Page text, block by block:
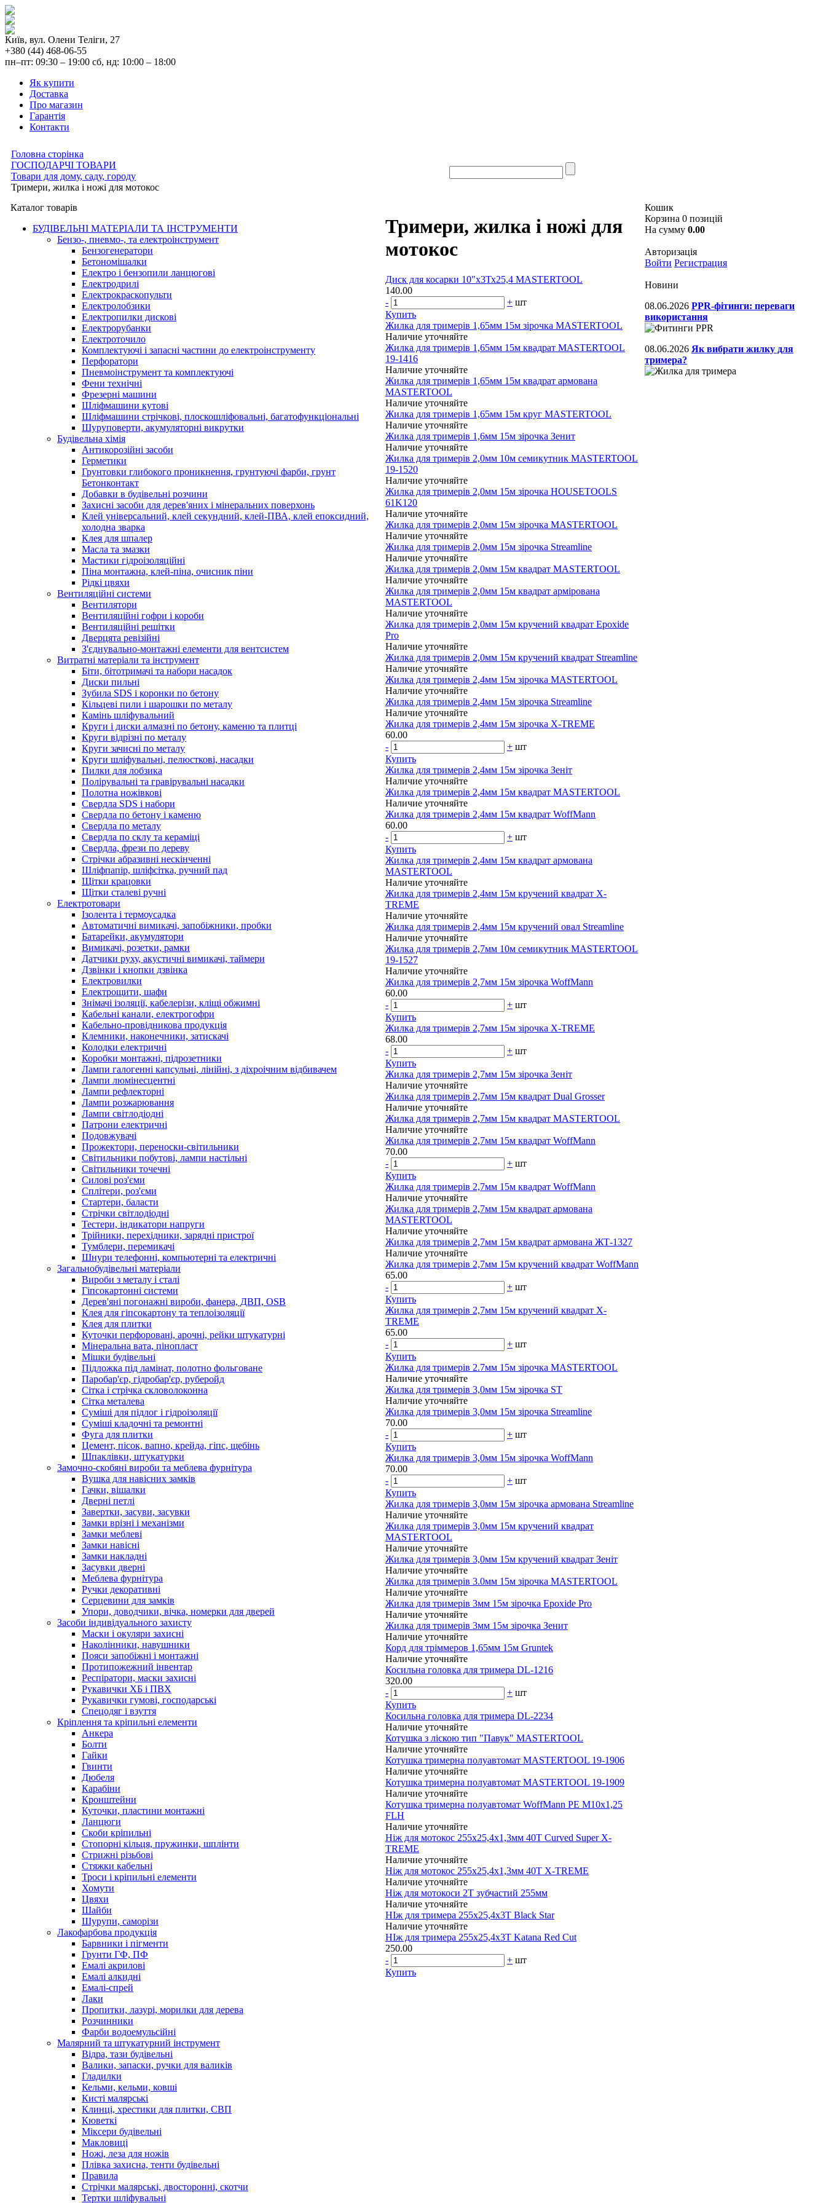
Київ, вул. Олени Теліги, 27
+380 (44) 468-06-55
пн–пт: 09:30 – 19:00 сб, нд: 10:00 – 18:00
Як купити
Доставка
Про магазин
Гарантія
Контакти
Головна сторінка
ГОСПОДАРЧІ ТОВАРИ
Товари для дому, саду, городу
Тримери, жилка і ножі для мотокос
Каталог товарів
БУДІВЕЛЬНІ МАТЕРІАЛИ ТА ІНСТРУМЕНТИ
Бензо-, пневмо-, та електроінструмент
Бензогенератори
Бетономішалки
Електро і бензопили ланцюгові
Електродрилі
Електрокраскопульти
Електролобзики
Електропилки дискові
Електрорубанки
Електроточило
Комплектуючі і запасні частини до електроінструменту
Перфоратори
Пневмоінструмент та комплектуючі
Фени технічні
Фрезерні машини
Шліфмашини кутові
Шліфмашини стрічкові, плоскошліфовальні, багатофункціональні
Шуруповерти, акумуляторні викрутки
Будівельна хімія
Антикорозійні засоби
Герметики
Грунтовки глибокого проникнення, грунтуючі фарби, грунт
Бетонконтакт
Добавки в будівельні розчини
Захисні засоби для дерев'яних і мінеральних поверхонь
Клей універсальний, клей секундний, клей-ПВА, клей епоксидний,
холодна зварка
Клея для шпалер
Масла та змазки
Мастики гідроізоляційні
Піна монтажна, клей-піна, очисник піни
Рідкі цвяхи
Вентиляційні системи
Вентилятори
Вентиляційні гофри і короби
Вентиляційні решітки
Дверцята ревізійні
З'єднувально-монтажні елементи для вентсистем
Витратні матеріали та інструмент
Біти, бітотримачі та набори насадок
Диски пильні
Зубила SDS і коронки по бетону
Кільцеві пили і шарошки по металу
Камінь шліфувальний
Круги і диски алмазні по бетону, каменю та плитці
Круги відрізні по металу
Круги зачисні по металу
Круги шліфувальні, пелюсткові, насадки
Пилки для лобзика
Полірувальні та гравірувальні насадки
Полотна ножівкові
Свердла SDS і набори
Свердла по бетону і каменю
Свердла по металу
Свердла по склу та кераміці
Свердла, фрези по дереву
Стрічки абразивні нескінченні
Шліфпапір, шліфсітка, ручний пад
Щітки крацовки
Щітки сталеві ручні
Електротовари
Ізолента і термоусадка
Автоматичні вимикачі, запобіжники, пробки
Батарейки, акумулятори
Вимикачі, розетки, рамки
Датчики руху, акустичні вимикачі, таймери
Дзвінки і кнопки дзвінка
Електровилки
Електрощити, шафи
Знімачі ізоляції, кабелерізи, кліщі обжимні
Кабельні канали, електрогофри
Кабельно-провідникова продукція
Клемники, наконечники, затискачі
Колодки електричні
Коробки монтажні, підрозетники
Лампи галогенні капсульні, лінійні, з діхроічним відбивачем
Лампи люмінесцентні
Лампи рефлекторні
Лампи розжарювання
Лампи світлодіодні
Патрони електричні
Подовжувачі
Прожектори, переноски-світильники
Світильники побутові, лампи настільні
Світильники точечні
Силові роз'єми
Сплітери, роз'єми
Стартери, баласти
Стрічки світлодіодні
Тестери, індикатори напруги
Трійники, перехідники, зарядні пристрої
Тумблери, перемикачі
Шнури телефонні, компьютерні та електричні
Загальнобудівельні матеріали
Вироби з металу і сталі
Гіпсокартонні системи
Дерев'яні погонажні вироби, фанера, ДВП, OSB
Клея для гіпсокартону та теплоізоляції
Клея для плитки
Куточки перфоровані, арочні, рейки штукатурні
Мінеральна вата, пінопласт
Мішки будівельні
Підложка під ламінат, полотно фольговане
Паробар'єр, гідробар'єр, руберойд
Сітка і стрічка скловолоконна
Сітка металева
Суміші для підлог і гідроізоляції
Суміші кладочні та ремонтні
Фуга для плитки
Цемент, пісок, вапно, крейда, гіпс, щебінь
Шпаклівки, штукатурки
Замочно-скобяні вироби та меблева фурнітура
Вушка для навісних замків
Гачки, вішалки
Дверні петлі
Завертки, засуви, засувки
Замки врізні і механізми
Замки меблеві
Замки навісні
Замки накладні
Засувки дверні
Меблева фурнітура
Ручки декоративні
Серцевини для замків
Упори, доводчики, вічка, номерки для дверей
Засоби індивідуального захисту
Маски і окуляри захисні
Наколінники, навушники
Пояси запобіжні і монтажні
Протипожежний інвентар
Респіратори, маски захисні
Рукавички ХБ і ПВХ
Рукавички гумові, господарські
Спецодяг і взуття
Кріплення та кріпильні елементи
Анкера
Болти
Гайки
Гвинти
Дюбеля
Карабіни
Кронштейни
Куточки, пластини монтажні
Ланцюги
Скоби кріпильні
Стопорні кільця, пружинки, шплінти
Стрижні різьбові
Стяжки кабельні
Троси і кріпильні елементи
Хомути
Цвяхи
Шайби
Шурупи, саморізи
Лакофарбова продукція
Барвники і пігменти
Грунти ГФ, ПФ
Емалі акрилові
Емалі алкидні
Емалі-спрей
Лаки
Пропитки, лазурі, морилки для дерева
Розчинники
Фарби водоемульсійні
Малярний та штукатурний інструмент
Відра, тази будівельні
Валики, запаски, ручки для валиків
Гладилки
Кельми, кельми, ковші
Кисті малярські
Клинці, хрестики для плитки, СВП
Кюветкі
Міксери будівельні
Макловиці
Ножі, леза для ножів
Плівка захисна, тенти будівельні
Правила
Стрічки малярські, двосторонні, скотчи
Тертки шліфувальні
Тримери, жилка і ножі для
мотокос
Диск для косарки 10"х3Тх25,4 MASTERTOOL
140.00
-
+ шт
Купить
Жилка для тримерів 1,65мм 15м зірочка MASTERTOOL
Наличие уточняйте
Жилка для тримерів 1,65мм 15м квадрат MASTERTOOL
19-1416
Наличие уточняйте
Жилка для тримерів 1,65мм 15м квадрат армована
MASTERTOOL
Наличие уточняйте
Жилка для тримерів 1,65мм 15м круг MASTERTOOL
Наличие уточняйте
Жилка для тримерів 1,6мм 15м зірочка Зенит
Наличие уточняйте
Жилка для тримерів 2,0мм 10м семикутник MASTERTOOL
19-1520
Наличие уточняйте
Жилка для тримерів 2,0мм 15м зірочка HOUSETOOLS
61K120
Наличие уточняйте
Жилка для тримерів 2,0мм 15м зірочка MASTERTOOL
Наличие уточняйте
Жилка для тримерів 2,0мм 15м зірочка Streamline
Наличие уточняйте
Жилка для тримерів 2,0мм 15м квадрат MASTERTOOL
Наличие уточняйте
Жилка для тримерів 2,0мм 15м квадрат армірована
MASTERTOOL
Наличие уточняйте
Жилка для тримерів 2,0мм 15м кручений квадрат Epoxide
Pro
Наличие уточняйте
Жилка для тримерів 2,0мм 15м кручений квадрат Streamline
Наличие уточняйте
Жилка для тримерів 2,4мм 15м зірочка MASTERTOOL
Наличие уточняйте
Жилка для тримерів 2,4мм 15м зірочка Streamline
Наличие уточняйте
Жилка для тримерів 2,4мм 15м зірочка X-TREME
60.00
-
+ шт
Купить
Жилка для тримерів 2,4мм 15м зірочка Зеніт
Наличие уточняйте
Жилка для тримерів 2,4мм 15м квадрат MASTERTOOL
Наличие уточняйте
Жилка для тримерів 2,4мм 15м квадрат WoffMann
60.00
-
+ шт
Купить
Жилка для тримерів 2,4мм 15м квадрат армована
MASTERTOOL
Наличие уточняйте
Жилка для тримерів 2,4мм 15м кручений квадрат X-
TREME
Наличие уточняйте
Жилка для тримерів 2,4мм 15м кручений овал Streamline
Наличие уточняйте
Жилка для тримерів 2,7мм 10м семикутник MASTERTOOL
19-1527
Наличие уточняйте
Жилка для тримерів 2,7мм 15м зірочка WoffMann
60.00
-
+ шт
Купить
Жилка для тримерів 2,7мм 15м зірочка X-TREME
68.00
-
+ шт
Купить
Жилка для тримерів 2,7мм 15м зірочка Зеніт
Наличие уточняйте
Жилка для тримерів 2,7мм 15м квадрат Dual Grosser
Наличие уточняйте
Жилка для тримерів 2,7мм 15м квадрат MASTERTOOL
Наличие уточняйте
Жилка для тримерів 2,7мм 15м квадрат WoffMann
70.00
-
+ шт
Купить
Жилка для тримерів 2,7мм 15м квадрат WoffMann
Наличие уточняйте
Жилка для тримерів 2,7мм 15м квадрат армована
MASTERTOOL
Наличие уточняйте
Жилка для тримерів 2,7мм 15м квадрат армована ЖТ-1327
Наличие уточняйте
Жилка для тримерів 2,7мм 15м кручений квадрат WoffMann
65.00
-
+ шт
Купить
Жилка для тримерів 2,7мм 15м кручений квадрат X-
TREME
65.00
-
+ шт
Купить
Жилка для тримерів 2.7мм 15м зірочка MASTERTOOL
Наличие уточняйте
Жилка для тримерів 3,0мм 15м зірочка ST
Наличие уточняйте
Жилка для тримерів 3,0мм 15м зірочка Streamline
70.00
-
+ шт
Купить
Жилка для тримерів 3,0мм 15м зірочка WoffMann
70.00
-
+ шт
Купить
Жилка для тримерів 3,0мм 15м зірочка армована Streamline
Наличие уточняйте
Жилка для тримерів 3,0мм 15м кручений квадрат
MASTERTOOL
Наличие уточняйте
Жилка для тримерів 3,0мм 15м кручений квадрат Зеніт
Наличие уточняйте
Жилка для тримерів 3.0мм 15м зірочка MASTERTOOL
Наличие уточняйте
Жилка для тримерів 3мм 15м зірочка Epoxide Pro
Наличие уточняйте
Жилка для тримерів 3мм 15м зірочка Зенит
Наличие уточняйте
Корд для тріммеров 1,65мм 15м Gruntek
Наличие уточняйте
Косильна головка для тримера DL-1216
320.00
-
+ шт
Купить
Косильна головка для тримера DL-2234
Наличие уточняйте
Котушка з ліскою тип "Павук" MASTERTOOL
Наличие уточняйте
Котушка тримерна полуавтомат MASTERTOOL 19-1906
Наличие уточняйте
Котушка тримерна полуавтомат MASTERTOOL 19-1909
Наличие уточняйте
Котушка тримерна полуавтомат WoffMann PE M10x1,25
FLH
Наличие уточняйте
Ніж для мотокос 255х25,4х1,3мм 40Т Curved Super X-
TREME
Наличие уточняйте
Ніж для мотокос 255х25,4х1,3мм 40Т X-TREME
Наличие уточняйте
Ніж для мотокоси 2Т зубчастий 255мм
Наличие уточняйте
НІж для тримера 255х25,4х3Т Black Star
Наличие уточняйте
НІж для тримера 255х25,4х3Т Katana Red Cut
250.00
-
+ шт
Купить
Кошик
Корзина 0 позицій
На сумму 0.00
Авторизація
Войти Регистрация
Новини
08.06.2026 PPR-фітинги: переваги
використання
08.06.2026 Як вибрати жилку для
тримера?